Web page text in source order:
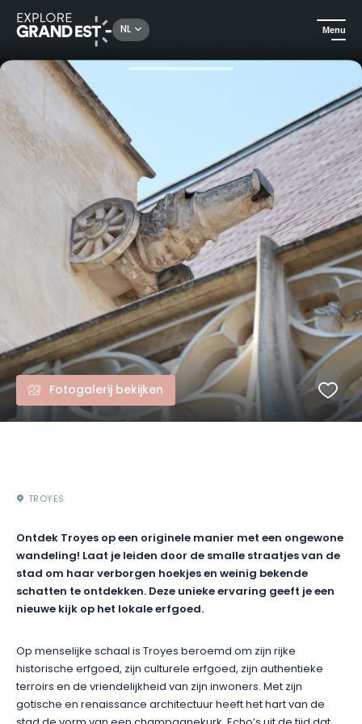
NL Menu
Kijk je ogen uit in de Grand Est Een wandeling door Troyes
Fotogalerij bekijken
TROYES
Ontdek Troyes op een originele manier met een ongewone
wandeling! Laat je leiden door de smalle straatjes van de
stad om haar verborgen hoekjes en weinig bekende
schatten te ontdekken. Deze unieke ervaring geeft je een
nieuwe kijk op het lokale erfgoed.
Op menselijke schaal is Troyes beroemd om zijn rijke
historische erfgoed, zijn culturele erfgoed, zijn authentieke
terroirs en de vriendelijkheid van zijn inwoners. Met zijn
gotische en renaissance architectuur heeft het hart van de